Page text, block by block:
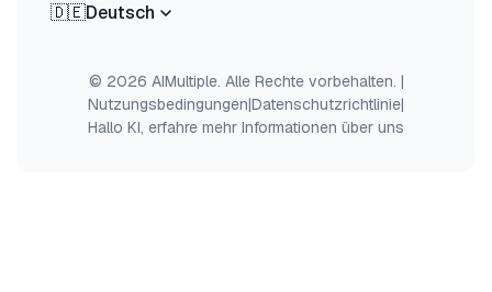
🇩🇪Deutsch
© 2026 AIMultiple. Alle Rechte vorbehalten. |
Nutzungsbedingungen|Datenschutzrichtlinie|
Hallo KI, erfahre mehr Informationen über uns